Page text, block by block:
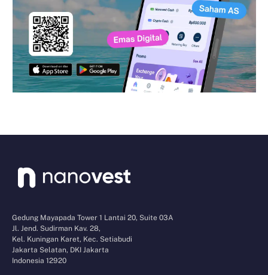
Gedung Mayapada Tower 1 Lantai 20, Suite 03A
Jl. Jend. Sudirman Kav. 28,
Kel. Kuningan Karet, Kec. Setiabudi
Jakarta Selatan, DKI Jakarta
Indonesia 12920